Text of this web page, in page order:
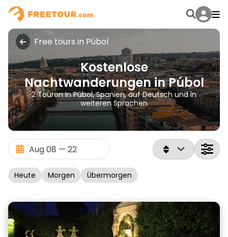
Free tours in Púbol
Kostenlose
Nachtwanderungen in Púbol
2 Touren in Púbol, Spanien, auf Deutsch und in
weiteren Sprachen
Heute Morgen Übermorgen